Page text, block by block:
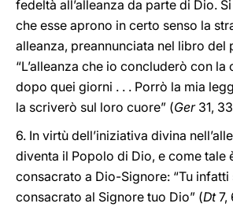
fedeltà all’alleanza da parte di Dio.
che esse aprono in certo senso la
alleanza, preannunciata nel libro del
“L’alleanza che io concluderò con la
dopo quei giorni . . . Porrò la mia
la scriverò sul loro cuore” (Ger31,
6. In virtù dell’iniziativa divina
diventa il Popolo di Dio, e come tale
consacrato a Dio-Signore: “Tu
consacrato al Signore tuo Dio” (Dt7,